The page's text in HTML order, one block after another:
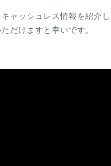
ャッシュレス情報を紹介
だけますと幸いです。